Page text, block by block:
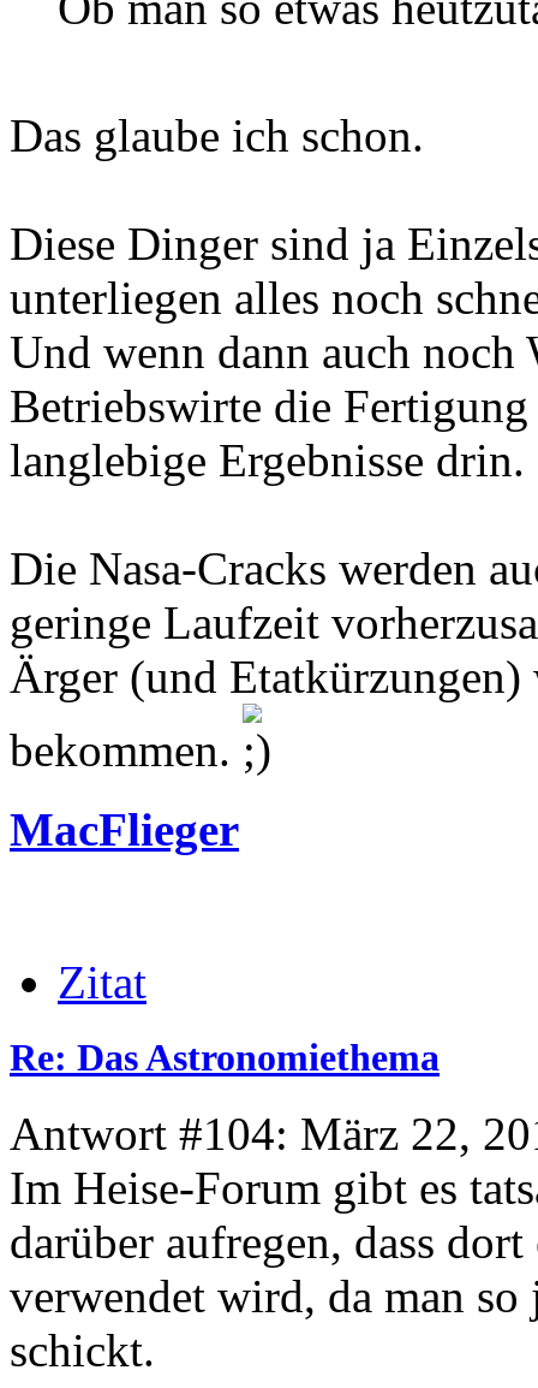
Das glaube ich schon.
Diese Dinger sind ja
unterliegen alles noch
Und wenn dann auch noch
Betriebswirte die
langlebige Ergebnisse drin.
Die Nasa-Cracks werden
geringe Laufzeit
Ärger (und
bekommen.
MacFlieger
Zitat
Re: Das Astronomiethema
Antwort #104: März 22,
Im Heise-Forum gibt es
darüber aufregen, dass
verwendet wird, da man
schickt.